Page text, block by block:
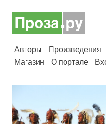
Авторы Произведения
Магазин
О портале